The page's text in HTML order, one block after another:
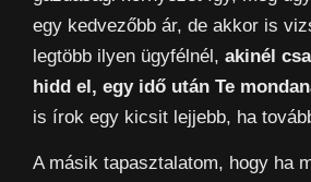
egy kedvezőbb ár, de akkor is
legtöbb ilyen ügyfélnél, akinél
hidd el, egy idő után Te
is írok egy kicsit lejjebb, ha
A másik tapasztalatom, hogy ha